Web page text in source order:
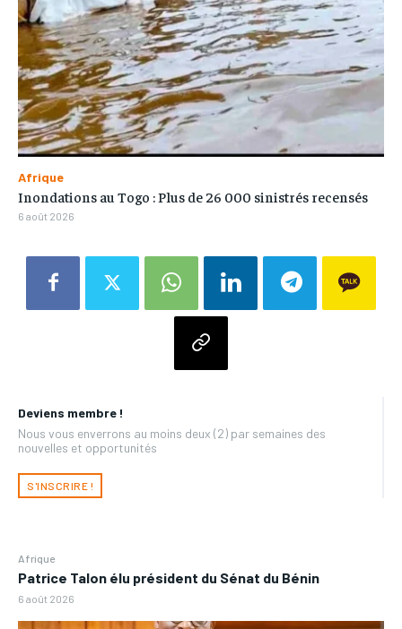
Deviens membre !
Nous vous enverrons au moins deux (2) par semaines des
nouvelles et opportunités
S'INSCRIRE !
Afrique
Patrice Talon élu président du Sénat du Bénin
6 août 2026
Afrique
Inondations au Togo : Plus de 26 000 sinistrés recensés
6 août 2026